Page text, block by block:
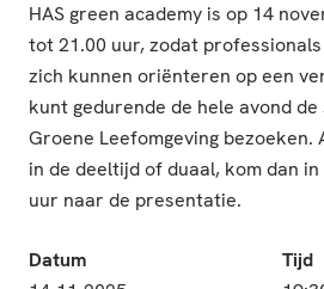
HAS green academy is op 14
tot 21.00 uur, zodat
zich kunnen oriënteren op een
kunt gedurende de hele avond
Groene Leefomgeving
in de deeltijd of duaal, kom dan
uur naar de presentatie.
Datum
Tijd